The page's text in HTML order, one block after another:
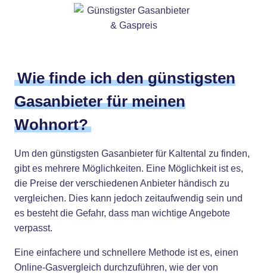
Wie finde ich den günstigsten
Gasanbieter für meinen
Wohnort?
Um den günstigsten Gasanbieter für Kaltental zu finden,
gibt es mehrere Möglichkeiten. Eine Möglichkeit ist es,
die Preise der verschiedenen Anbieter händisch zu
vergleichen. Dies kann jedoch zeitaufwendig sein und
es besteht die Gefahr, dass man wichtige Angebote
verpasst.
Eine einfachere und schnellere Methode ist es, einen
Online-Gasvergleich durchzuführen, wie der von